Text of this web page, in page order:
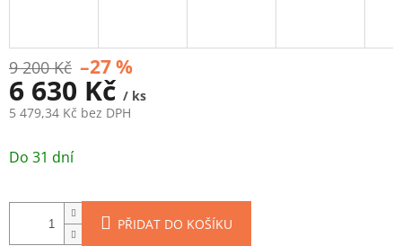
9 200 Kč –27 %
6 630 Kč / ks
5 479,34 Kč bez DPH
cena:
Do 31 dní
PŘIDAT DO KOŠÍKU